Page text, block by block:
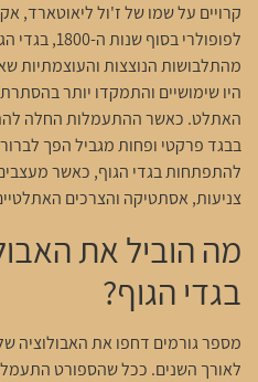
קרויים על שמו של ז'ול ליאוטארד,
לפופולרי
מהתלבושות הנוצצות והעוצמתיות
היו שימושיים והתמקדו יותר
האתלט. כאשר ההתעמלות החלה
בבגד פרקטי ופחות מגביל הפך
להתפתחות בגדי הגוף, כאשר מעצבים
צניעות, אסתטיקה והצרכים
מה הוביל את
בגדי הגוף?
מספר גורמים דחפו את האבולוציה
לאורך השנים. ככל שהספורט